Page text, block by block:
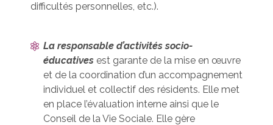
difficultés personnelles, etc.).
La responsable d’activités socio-
éducatives est garante de la mise en œuvre
et de la coordination d’un accompagnement
individuel et collectif des résidents. Elle met
en place l’évaluation interne ainsi que le
Conseil de la Vie Sociale. Elle gère